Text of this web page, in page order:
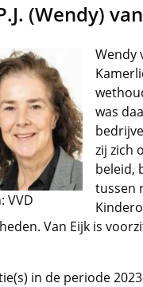
(Wendy)
VVD
Wendy
was
zij zich
beleid,
tussen
Van Eijk is
in de periode